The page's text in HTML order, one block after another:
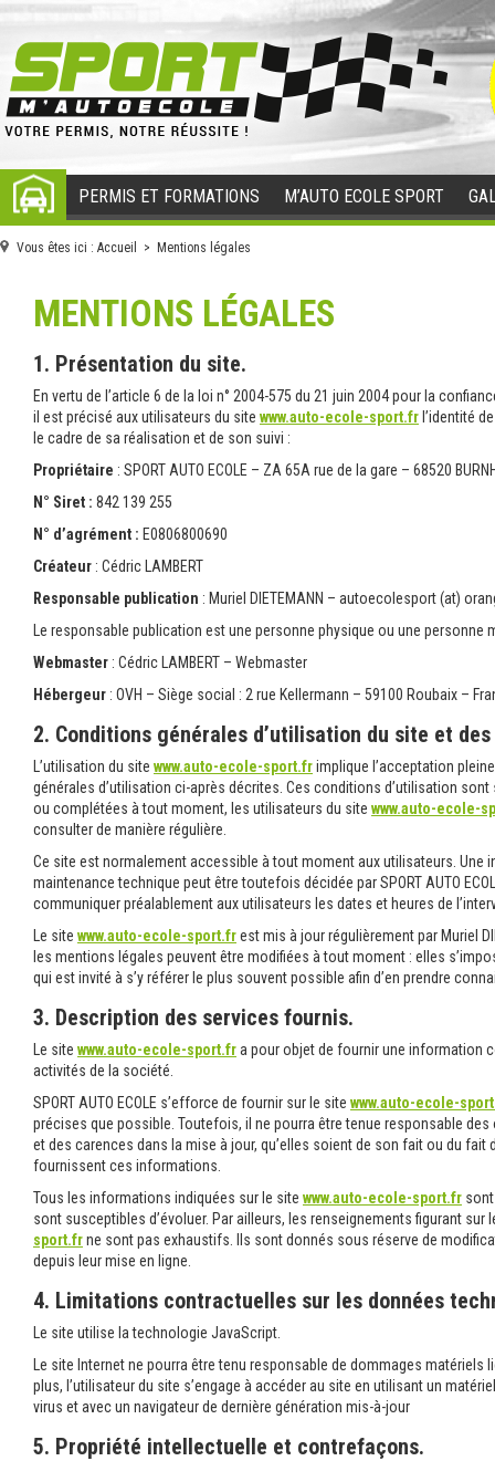
PERMIS ET FORMATIONS M’AUTO ECOLE SPORT
Vous êtes ici : Accueil > Mentions légales
MENTIONS LÉGALES
1. Présentation du site.
En vertu de l’article 6 de la loi n° 2004-575 du 21 juin 2004 pour la
il est précisé aux utilisateurs du site www.auto-ecole-sport.fr l’identité
le cadre de sa réalisation et de son suivi :
Propriétaire : SPORT AUTO ECOLE – ZA 65A rue de la gare – 68520
N° Siret : 842 139 255
N° d’agrément : E0806800690
Créateur : Cédric LAMBERT
Responsable publication : Muriel DIETEMANN – autoecolesport (at)
Le responsable publication est une personne physique ou une personne
Webmaster : Cédric LAMBERT – Webmaster
Hébergeur : OVH – Siège social : 2 rue Kellermann – 59100 Roubaix –
2. Conditions générales d’utilisation du site et
L’utilisation du site www.auto-ecole-sport.frimplique l’acceptation
générales d’utilisation ci-après décrites. Ces conditions d’utilisation
ou complétées à tout moment, les utilisateurs du site www.auto-ecole-
consulter de manière régulière.
Ce site est normalement accessible à tout moment aux utilisateurs. Une
maintenance technique peut être toutefois décidée par SPORT AUTO
communiquer préalablement aux utilisateurs les dates et heures de
Le site www.auto-ecole-sport.frest mis à jour régulièrement par Muriel
les mentions légales peuvent être modifiées à tout moment : elles
qui est invité à s’y référer le plus souvent possible afin d’en prendre
3. Description des services fournis.
Le site www.auto-ecole-sport.fra pour objet de fournir une information
activités de la société.
SPORT AUTO ECOLE s’efforce de fournir sur le site www.auto-ecole-
précises que possible. Toutefois, il ne pourra être tenue responsable
et des carences dans la mise à jour, qu’elles soient de son fait ou du fait
fournissent ces informations.
Tous les informations indiquées sur le site www.auto-ecole-sport.fr
sont susceptibles d’évoluer. Par ailleurs, les renseignements figurant sur
sport.frne sont pas exhaustifs. Ils sont donnés sous réserve de
depuis leur mise en ligne.
4. Limitations contractuelles sur les données
Le site utilise la technologie JavaScript.
Le site Internet ne pourra être tenu responsable de dommages matériels
plus, l’utilisateur du site s’engage à accéder au site en utilisant un
virus et avec un navigateur de dernière génération mis-à-jour
5. Propriété intellectuelle et contrefaçons.